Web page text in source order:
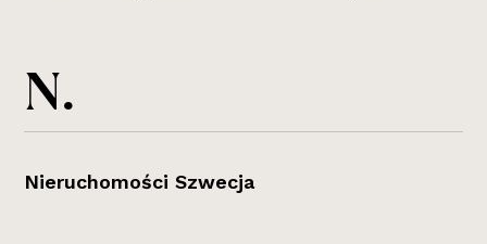
N.
Nieruchomości Szwecja